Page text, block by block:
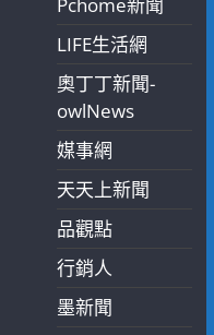
LIFE生活網
奧丁丁新聞-
owlNews
媒事網
天天上新聞
品觀點
行銷人
墨新聞